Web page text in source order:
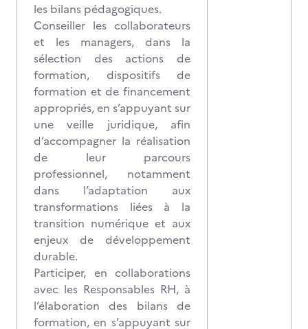
les bilans pédagogiques.
Conseiller les collaborateurs
et les managers, dans la
sélection des actions de
formation, dispositifs de
formation et de financement
appropriés, en s’appuyant sur
une veille juridique, afin
d’accompagner la réalisation
de leur parcours
professionnel, notamment
dans l’adaptation aux
transformations liées à la
transition numérique et aux
enjeux de développement
durable.
Participer, en collaborations
avec les Responsables RH, à
l’élaboration des bilans de
formation, en s’appuyant sur